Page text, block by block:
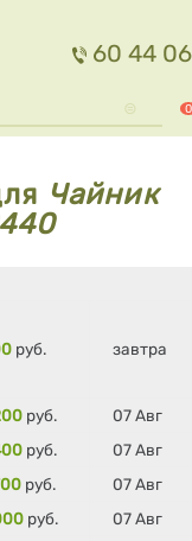
60 44 06
0
Чайник
руб. завтра
руб.
07 Авг
руб.
07 Авг
руб.
07 Авг
руб.
07 Авг